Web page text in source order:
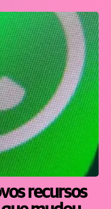
recursos